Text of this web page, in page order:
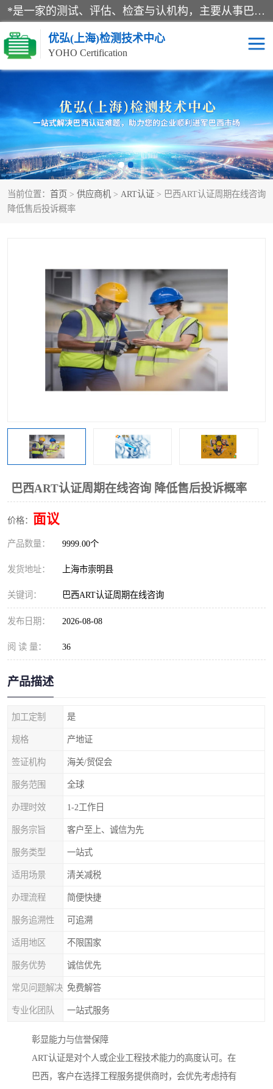
*是一家的测试、评估、检查与认机构，主要从事巴西NR10认证、NR12认证、NR13认证；ANATEL认证、INMTRO认证，欧盟CE认证：MD认证，PED认证，MID认证，ATEX认证，德国蓝色天使认证。
优弘(上海)检测技术中心
YOHO Certification
当前位置： 首页 > 供应商机 > ART认证 > 巴西ART认证周期在线咨询
降低售后投诉概率
巴西ART认证周期在线咨询 降低售后投诉概率
价格： 面议
产品数量： 9999.00个
发货地址： 上海市崇明县
关键词： 巴西ART认证周期在线咨询
发布日期： 2026-08-08
阅 读 量： 36
产品描述
加工定制 是
规格 产地证
签证机构 海关/贸促会
服务范围 全球
办理时效 1-2工作日
服务宗旨 客户至上、诚信为先
服务类型 一站式
适用场景 清关减税
办理流程 简便快捷
服务追溯性 可追溯
适用地区 不限国家
服务优势 诚信优先
常见问题解决 免费解答
专业化团队 一站式服务
彰显能力与信誉保障
ART认证是对个人或企业工程技术能力的高度认可。在
巴西，客户在选择工程服务提供商时，会优先考虑持有
RECYCLASS认证 NR10认证
NR12认证 NR13认证
ART认证 巴西NR认证
巴西认证 RETIE认证